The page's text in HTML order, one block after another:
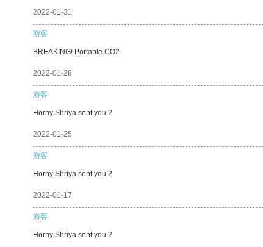
2022-01-31
游客
BREAKING! Portable CO2
2022-01-28
游客
Horny Shriya sent you 2
2022-01-25
游客
Horny Shriya sent you 2
2022-01-17
游客
Horny Shriya sent you 2